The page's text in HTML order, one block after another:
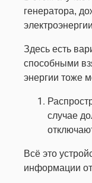
генератора,
Здесь есть
способными
энергии тоже
случае
Всё это
информации от